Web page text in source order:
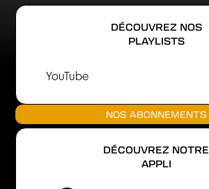
DÉCOUVREZ NOS
PLAYLISTS
YouTube
NOS ABONNEMENTS
DÉCOUVREZ NOTRE
APPLI